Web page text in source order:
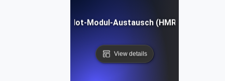
Hot-Modul-Austausch (HMR)
View details